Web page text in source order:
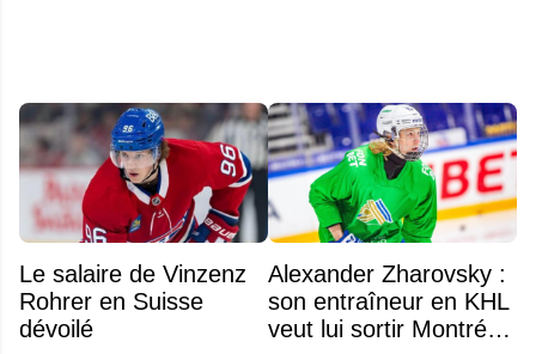
Le salaire de Vinzenz
Rohrer en Suisse
dévoilé
Alexander Zharovsky :
son entraîneur en KHL
veut lui sortir Montréal